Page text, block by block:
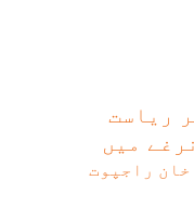
ریاست
میں
خان راجپوت